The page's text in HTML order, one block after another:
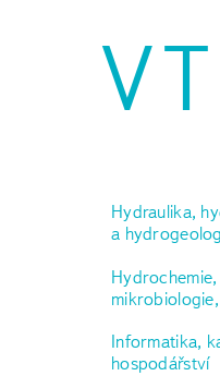
Hydraulika,
a
Informatika,
hospodářství